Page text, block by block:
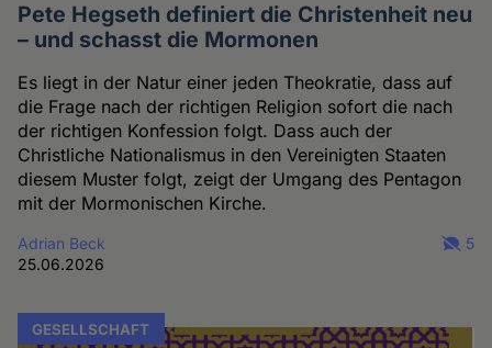
Pete Hegseth definiert die Christenheit neu
– und schasst die Mormonen
Es liegt in der Natur einer jeden Theokratie, dass auf
die Frage nach der richtigen Religion sofort die nach
der richtigen Konfession folgt. Dass auch der
Christliche Nationalismus in den Vereinigten Staaten
diesem Muster folgt, zeigt der Umgang des Pentagon
mit der Mormonischen Kirche.
Adrian Beck
25.06.2026
5
GESELLSCHAFT